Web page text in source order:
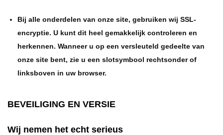
Bij alle onderdelen van onze site, gebruiken wij SSL-
encryptie. U kunt dit heel gemakkelijk controleren en
herkennen. Wanneer u op een versleuteld gedeelte van
onze site bent, zie u een slotsymbool rechtsonder of
linksboven in uw browser.
BEVEILIGING EN VERSIE
Wij nemen het echt serieus